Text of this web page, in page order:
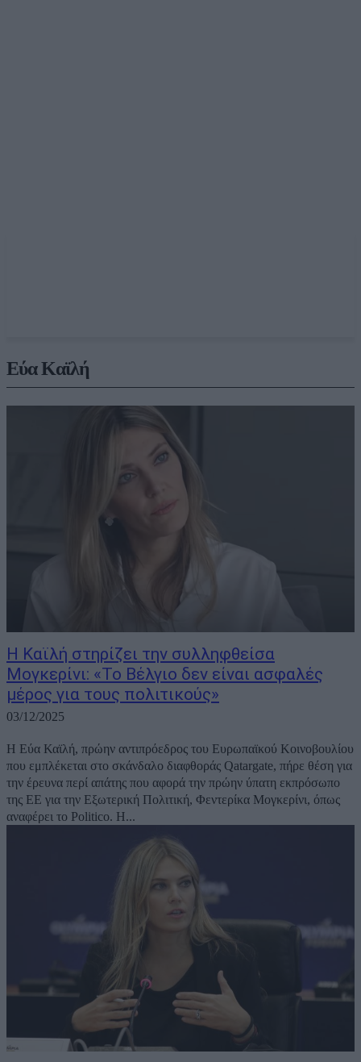
Εύα Καϊλή
Η Καϊλή στηρίζει την συλληφθείσα
Μογκερίνι: «Το Βέλγιο δεν είναι ασφαλές
μέρος για τους πολιτικούς»
03/12/2025
Η Εύα Καϊλή, πρώην αντιπρόεδρος του Ευρωπαϊκού Κοινοβουλίου
που εμπλέκεται στο σκάνδαλο διαφθοράς Qatargate, πήρε θέση για
την έρευνα περί απάτης που αφορά την πρώην ύπατη εκπρόσωπο
της ΕΕ για την Εξωτερική Πολιτική, Φεντερίκα Μογκερίνι, όπως
αναφέρει το Politico. Η...